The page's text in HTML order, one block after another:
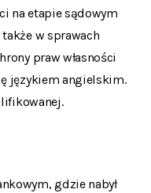
na etapie sądowym
w sprawach
praw własności
językiem angielskim.
gdzie nabył